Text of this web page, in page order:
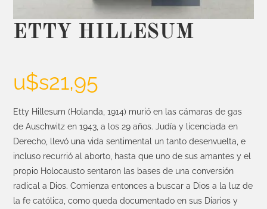
ETTY HILLESUM
u$s21,95
Etty Hillesum (Holanda, 1914) murió en las cámaras de gas
de Auschwitz en 1943, a los 29 años. Judía y licenciada en
Derecho, llevó una vida sentimental un tanto desenvuelta, e
incluso recurrió al aborto, hasta que uno de sus amantes y el
propio Holocausto sentaron las bases de una conversión
radical a Dios. Comienza entonces a buscar a Dios a la luz de
la fe católica, como queda documentado en sus Diarios y